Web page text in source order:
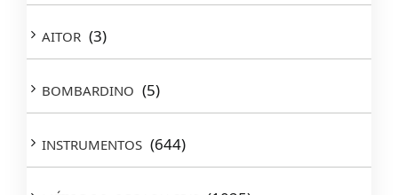
AITOR (3)
BOMBARDINO (5)
INSTRUMENTOS (644)